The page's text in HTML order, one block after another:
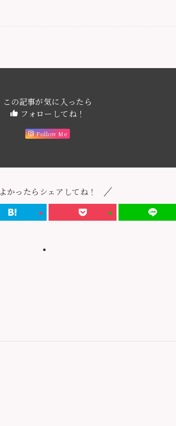
この記事が気に入ったら
フォローしてね！
Follow Me
よかったらシェアしてね！